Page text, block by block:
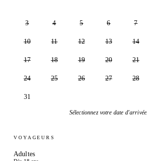
3 4 5 6 7
10 11 12 13 14
17 18 19 20 21
24 25 26 27 28
31
Sélectionnez votre date d'arrivée.
VOYAGEURS
Adultes